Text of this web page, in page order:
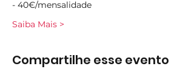
- 40€/mensalidade
Saiba Mais >
Compartilhe esse evento